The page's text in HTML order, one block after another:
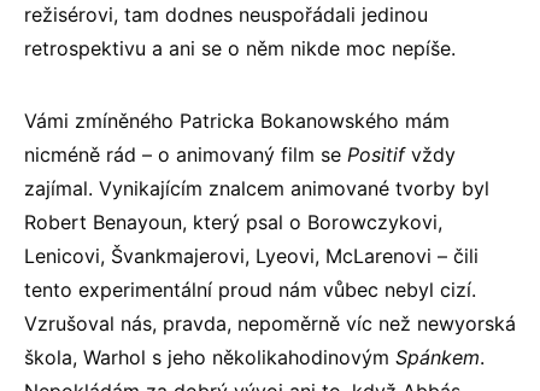
režisérovi, tam dodnes neuspořádali jedinou
retrospektivu a ani se o něm nikde moc nepíše.
Vámi zmíněného Patricka Bokanowského mám
nicméně rád – o animovaný film se Positifvždy
zajímal. Vynikajícím znalcem animované tvorby byl
Robert Benayoun, který psal o Borowczykovi,
Lenicovi, Švankmajerovi, Lyeovi, McLarenovi – čili
tento experimentální proud nám vůbec nebyl cizí.
Vzrušoval nás, pravda, nepoměrně víc než newyorská
škola, Warhol s jeho několikahodinovým Spánkem.